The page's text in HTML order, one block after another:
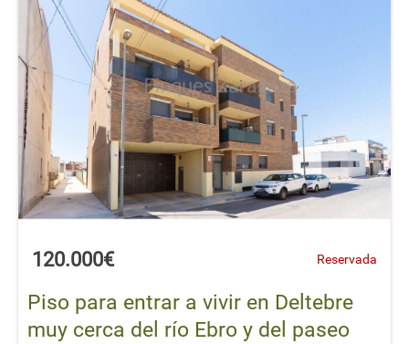
120.000€ Reservada
Piso para entrar a vivir en Deltebre
muy cerca del río Ebro y del paseo